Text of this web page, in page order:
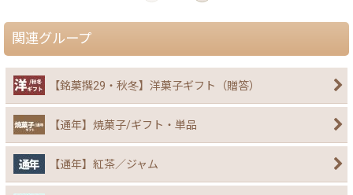
関連グループ
【銘菓撰29・秋冬】洋菓子ギフト（贈答）
【通年】焼菓子/ギフト・単品
【通年】紅茶／ジャム